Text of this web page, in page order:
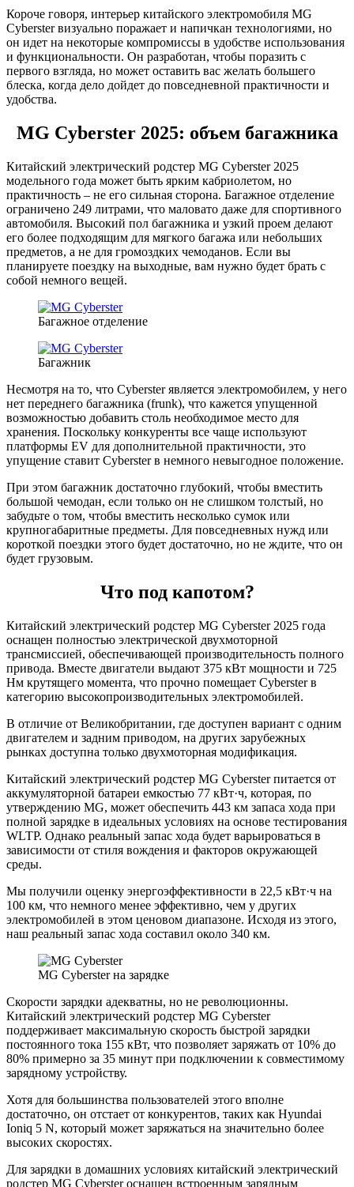
Короче говоря, интерьер китайского электромобиля MG
Cyberster визуально поражает и напичкан технологиями, но
он идет на некоторые компромиссы в удобстве использования
и функциональности. Он разработан, чтобы поразить с
первого взгляда, но может оставить вас желать большего
блеска, когда дело дойдет до повседневной практичности и
удобства.
MG Cyberster 2025: объем багажника
Китайский электрический родстер MG Cyberster 2025
модельного года может быть ярким кабриолетом, но
практичность – не его сильная сторона. Багажное отделение
ограничено 249 литрами, что маловато даже для спортивного
автомобиля. Высокий пол багажника и узкий проем делают
его более подходящим для мягкого багажа или небольших
предметов, а не для громоздких чемоданов. Если вы
планируете поездку на выходные, вам нужно будет брать с
собой немного вещей.
Багажное отделение
Багажник
Несмотря на то, что Cyberster является электромобилем, у него
нет переднего багажника (frunk), что кажется упущенной
возможностью добавить столь необходимое место для
хранения. Поскольку конкуренты все чаще используют
платформы EV для дополнительной практичности, это
упущение ставит Cyberster в немного невыгодное положение.
При этом багажник достаточно глубокий, чтобы вместить
большой чемодан, если только он не слишком толстый, но
забудьте о том, чтобы вместить несколько сумок или
крупногабаритные предметы. Для повседневных нужд или
короткой поездки этого будет достаточно, но не ждите, что он
будет грузовым.
Что под капотом?
Китайский электрический родстер MG Cyberster 2025 года
оснащен полностью электрической двухмоторной
трансмиссией, обеспечивающей производительность полного
привода. Вместе двигатели выдают 375 кВт мощности и 725
Нм крутящего момента, что прочно помещает Cyberster в
категорию высокопроизводительных электромобилей.
В отличие от Великобритании, где доступен вариант с одним
двигателем и задним приводом, на других зарубежных
рынках доступна только двухмоторная модификация.
Китайский электрический родстер MG Cyberster питается от
аккумуляторной батареи емкостью 77 кВт·ч, которая, по
утверждению MG, может обеспечить 443 км запаса хода при
полной зарядке в идеальных условиях на основе тестирования
WLTP. Однако реальный запас хода будет варьироваться в
зависимости от стиля вождения и факторов окружающей
среды.
Мы получили оценку энергоэффективности в 22,5 кВт·ч на
100 км, что немного менее эффективно, чем у других
электромобилей в этом ценовом диапазоне. Исходя из этого,
наш реальный запас хода составил около 340 км.
MG Cyberster на зарядке
Скорости зарядки адекватны, но не революционны.
Китайский электрический родстер MG Cyberster
поддерживает максимальную скорость быстрой зарядки
постоянного тока 155 кВт, что позволяет заряжать от 10% до
80% примерно за 35 минут при подключении к совместимому
зарядному устройству.
Хотя для большинства пользователей этого вполне
достаточно, он отстает от конкурентов, таких как Hyundai
Ioniq 5 N, который может заряжаться на значительно более
высоких скоростях.
Для зарядки в домашних условиях китайский электрический
родстер MG Cyberster оснащен встроенным зарядным